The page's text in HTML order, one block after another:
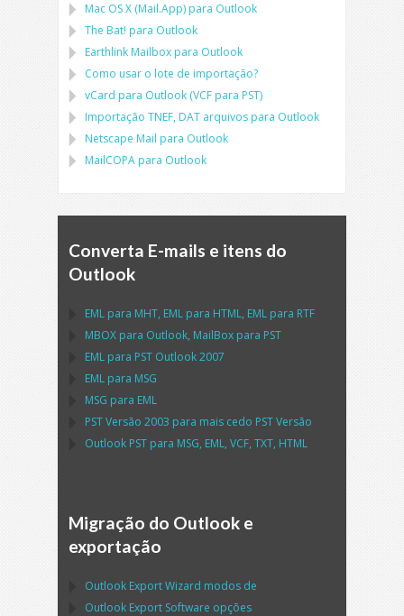
Mac OS X (Mail.App) para Outlook
The Bat! para Outlook
Earthlink Mailbox para Outlook
Como usar o lote de importação?
vCard para Outlook (VCF para PST)
Importação TNEF, DAT arquivos para Outlook
Netscape Mail para Outlook
MailCOPA para Outlook
Converta E-mails e itens do
Outlook
EML para MHT, EML para HTML, EML para RTF
MBOX para Outlook, MailBox para PST
EML para PST Outlook2007
EML para MSG
MSG para EML
PSTVersão 2003 para mais cedo PSTVersão
Outlook PST para MSG, EML, VCF, TXT, HTML
Migração do Outlook e
exportação
Outlook Export Wizard modos de
Outlook Export Software opções